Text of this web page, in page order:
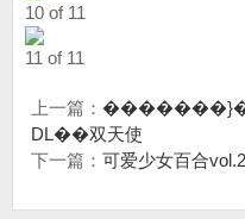
10 of 11
11 of 11
上一篇：
DL��双天使
下一篇： 可爱少女百合